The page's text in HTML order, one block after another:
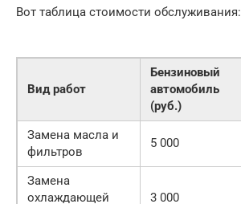
Вот таблица стоимости обслуживания:
Вид работ
Бензиновый
автомобиль
(руб.)
Замена масла и
фильтров
5 000
Замена
охлаждающей
3 000